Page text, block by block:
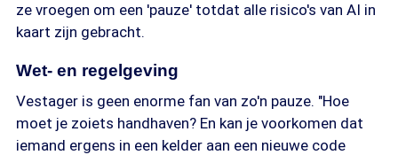
ze vroegen om een 'pauze' totdat alle risico's van AI in
kaart zijn gebracht.
Wet- en regelgeving
Vestager is geen enorme fan van zo'n pauze. "Hoe
moet je zoiets handhaven? En kan je voorkomen dat
iemand ergens in een kelder aan een nieuwe code